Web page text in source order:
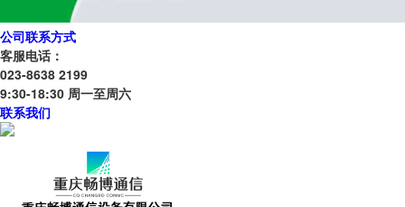
公司联系方式
客服电话：
023-8638 2199
9:30-18:30 周一至周六
联系我们